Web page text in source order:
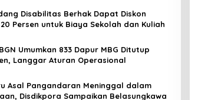
Disabilitas Berhak Dapat Diskon
Persen untuk Biaya Sekolah dan Kuliah
Umumkan 833 Dapur MBG Ditutup
Langgar Aturan Operasional
Asal Pangandaran Meninggal dalam
Disdikpora Sampaikan Belasungkawa